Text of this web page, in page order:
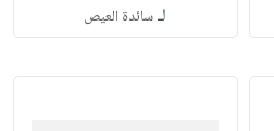
لـسائدة العيص